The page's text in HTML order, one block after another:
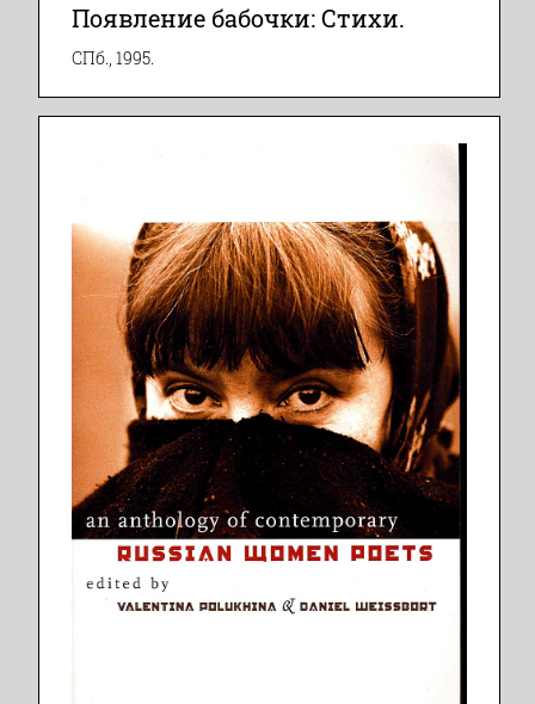
Появление бабочки: Стихи.
СПб., 1995.